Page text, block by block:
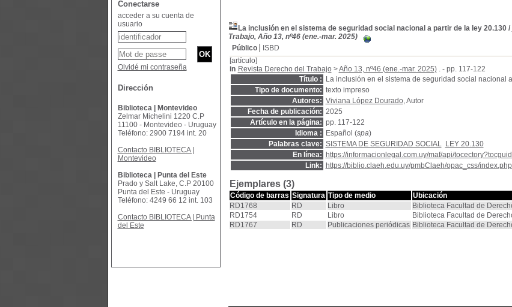
La inclusión en el sistema de seguridad social nacional a partir de la ley 20.130/
Trabajo, Año 13, nº46 (ene.-mar. 2025)
Público
ISBD
[artículo]
in Revista Derecho del Trabajo>Año 13, nº46 (ene.-mar. 2025). - pp. 117-122
Título :
La inclusión en el sistema de seguridad social nacional
Tipo de documento: texto impreso
Autores: Viviana López Dourado, Autor
Fecha de publicación: 2025
Artículo en la página: pp. 117-122
Idioma :
Español (spa)
Palabras clave: SISTEMA DE SEGURIDAD SOCIAL
LEY 20.130
En línea:
https://informacionlegal.com.uy/maf/api/
Link:
https://biblio.claeh.edu.uy/pmbClaeh/opac_css/
Ejemplares (3)
Código de barras Signatura Tipo de medio Ubicación
RD1768
RD Libro Biblioteca Facultad de
RD1754
RD Libro Biblioteca Facultad de
RD1767
RD Publicaciones periódicas Biblioteca Facultad de
Conectarse
acceder a su cuenta de
usuario
Olvidé mi contraseña
Dirección
Biblioteca | Montevideo
Zelmar Michelini 1220 C.P
11100 - Montevideo - Uruguay
Teléfono: 2900 7194 int. 20
Contacto BIBLIOTECA |
Montevideo
Biblioteca | Punta del Este
Prado y Salt Lake, C.P 20100
Punta del Este - Uruguay
Teléfono: 4249 66 12 int. 103
Contacto BIBLIOTECA | Punta
del Este